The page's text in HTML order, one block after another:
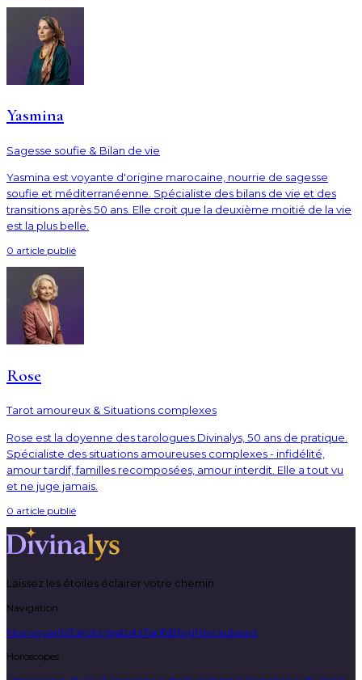
Yasmina
Sagesse soufie & Bilan de vie
Yasmina est voyante d'origine marocaine, nourrie de sagesse
soufie et méditerranéenne. Spécialiste des bilans de vie et des
transitions après 50 ans. Elle croit que la deuxième moitié de la vie
est la plus belle.
0 article publié
Rose
Tarot amoureux & Situations complexes
Rose est la doyenne des tarologues Divinalys, 50 ans de pratique.
Spécialiste des situations amoureuses complexes - infidélité,
amour tardif, familles recomposées, amour interdit. Elle a tout vu
et ne juge jamais.
0 article publié
Laissez les étoiles éclairer votre chemin
Navigation
Nos voyantsTarots gratuitsTarifsBlogNos auteurs
Horoscopes